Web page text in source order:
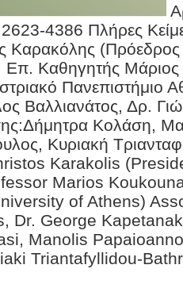
4386 Πλήρες
Καρακόλης
Καθηγητής Μάριος
Βαλλιανάτος, Δρ.
Κολάση,
Κυριακή
Karakolis
Marios
of Athens)
Dr. George
Manolis
Triantafyllidou-